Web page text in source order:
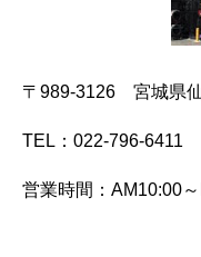
〒989-3126 宮城県
TEL：022-796-6411
営業時間：AM10:00